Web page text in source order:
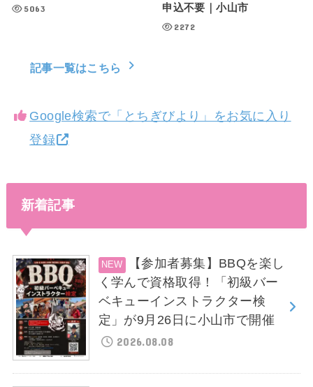
5063
申込不要｜小山市
2272
記事一覧はこちら
Google検索で「とちぎびより」をお気に入り
登録
新着記事
【参加者募集】BBQを楽し
く学んで資格取得！「初級バー
ベキューインストラクター検
定」が9月26日に小山市で開催
2026.08.08